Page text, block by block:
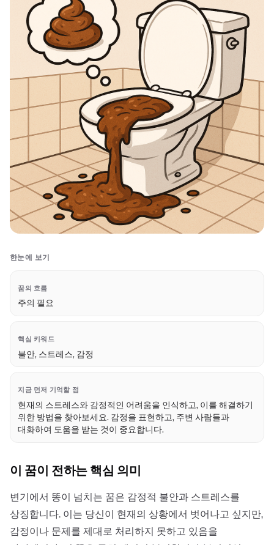
한눈에 보기
꿈의 흐름
주의 필요
핵심 키워드
불안, 스트레스, 감정
지금 먼저 기억할 점
현재의 스트레스와 감정적인 어려움을 인식하고, 이를 해결하기
위한 방법을 찾아보세요. 감정을 표현하고, 주변 사람들과
대화하여 도움을 받는 것이 중요합니다.
이 꿈이 전하는 핵심 의미
변기에서 똥이 넘치는 꿈은 감정적 불안과 스트레스를
상징합니다. 이는 당신이 현재의 상황에서 벗어나고 싶지만,
감정이나 문제를 제대로 처리하지 못하고 있음을